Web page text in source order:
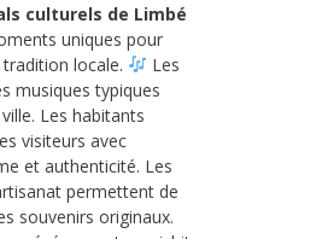
culturels de Limbé
uniques pour
locale.
Les
musiques typiques
Les habitants
visiteurs avec
et authenticité. Les
permettent de
souvenirs originaux.